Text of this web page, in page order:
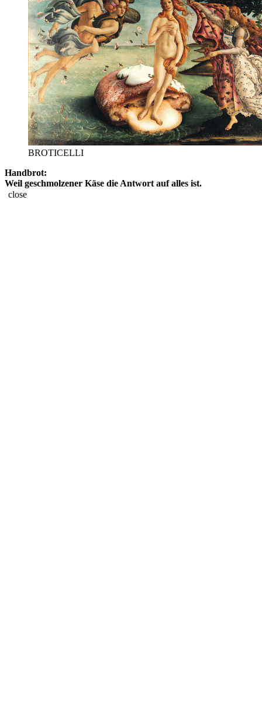
BROTICELLI
Handbrot:
Weil geschmolzener Käse die Antwort auf alles ist.
close